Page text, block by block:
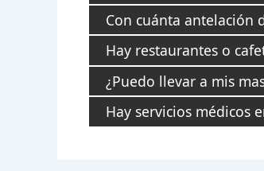
Con cuánta antelación
Hay restaurantes o
¿Puedo llevar a mis
Hay servicios médicos